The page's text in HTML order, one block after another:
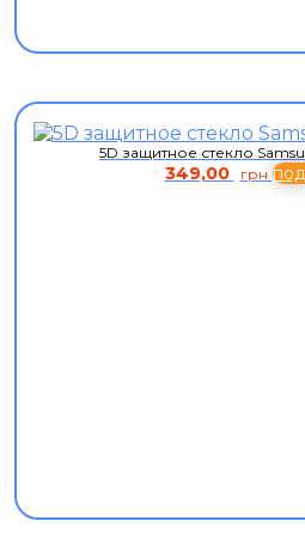
5D защитное стекло
349,00 грн